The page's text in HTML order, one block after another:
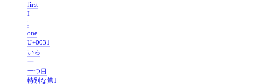
first
I
i
one
U+0031
いち
一
一つ目
特別な第1